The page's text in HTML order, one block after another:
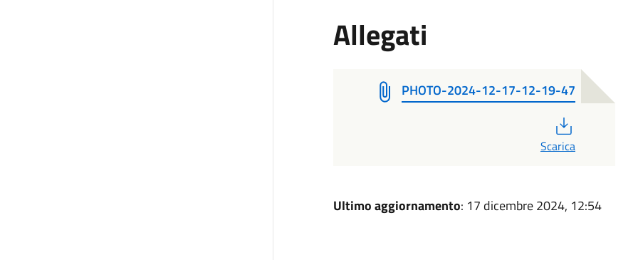
Allegati
PHOTO-2024-12-17-12-19-47
Scarica
Ultimo aggiornamento: 17 dicembre 2024, 12:54